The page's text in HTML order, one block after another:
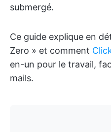
submergé.
Ce guide explique en
Zero » et comment
en-un pour le travail,
mails.